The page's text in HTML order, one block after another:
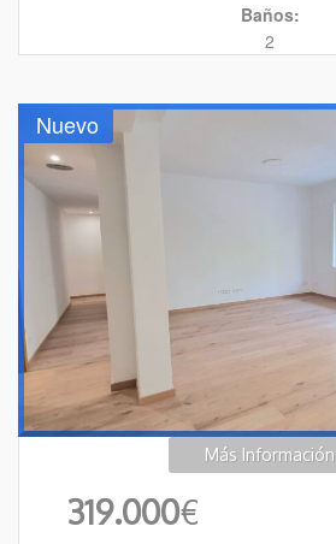
Baños:
2
Más Información
Nuevo
319.000€